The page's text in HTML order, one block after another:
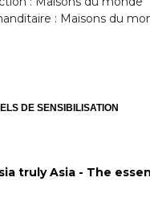
: Maisons du
DE SENSIBILISATION
truly Asia - The